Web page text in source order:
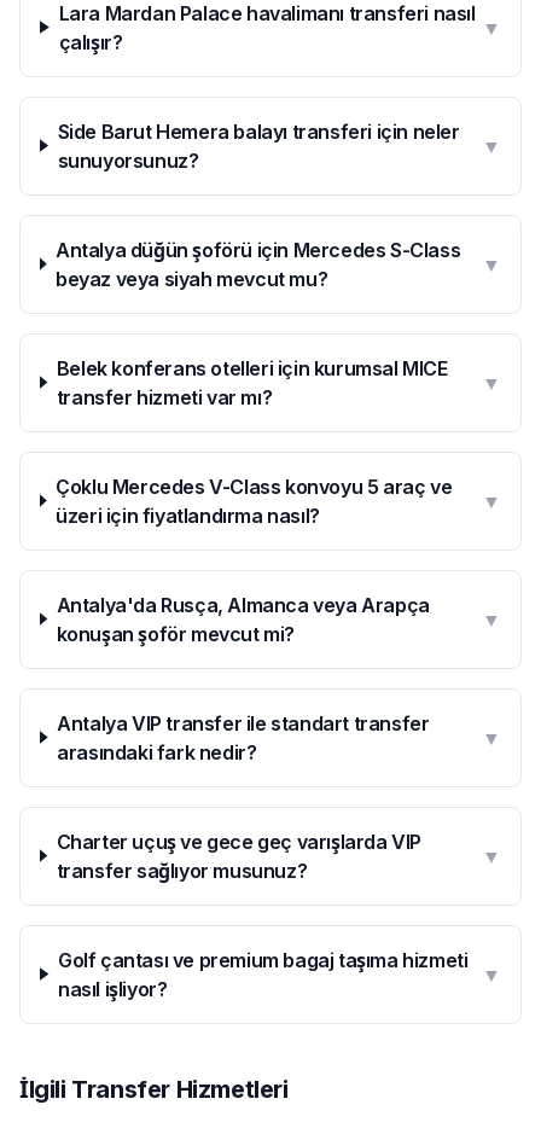
Lara Mardan Palace havalimanı transferi nasıl
çalışır?
▼
Side Barut Hemera balayı transferi için neler
sunuyorsunuz?
▼
Antalya düğün şoförü için Mercedes S-Class
beyaz veya siyah mevcut mu?
▼
Belek konferans otelleri için kurumsal MICE
transfer hizmeti var mı?
▼
Çoklu Mercedes V-Class konvoyu 5 araç ve
üzeri için fiyatlandırma nasıl?
▼
Antalya'da Rusça, Almanca veya Arapça
konuşan şoför mevcut mi?
▼
Antalya VIP transfer ile standart transfer
arasındaki fark nedir?
▼
Charter uçuş ve gece geç varışlarda VIP
transfer sağlıyor musunuz?
▼
Golf çantası ve premium bagaj taşıma hizmeti
nasıl işliyor?
▼
İlgili Transfer Hizmetleri